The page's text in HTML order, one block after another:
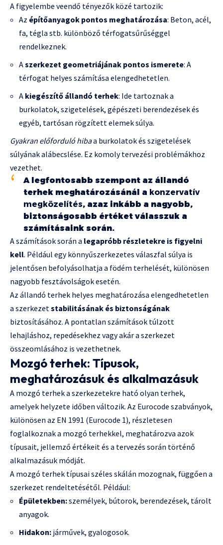
A figyelembe veendő tényezők közé tartozik:
Az építőanyagok pontos meghatározása: Beton, acél,
fa, tégla stb. különböző térfogatsűrűséggel
rendelkeznek.
Aszerkezet geometriájának pontos ismerete: A
térfogat helyes számítása elengedhetetlen.
A kiegészítő állandó terhek: Ide tartoznak a
burkolatok, szigetelések, gépészeti berendezések és
egyéb, tartósan rögzített elemek súlya.
Gyakran előforduló hibaa burkolatok és szigetelések
súlyának alábecslése. Ez komoly tervezési problémákhoz
vezethet.
A legfontosabb szempont az állandó
terhek meghatározásánál a konzervatív
megközelítés, azaz inkább a nagyobb,
biztonságosabb értéket válasszuk a
számításaink során.
A számítások során a legapróbb részletekre is figyelni
kell. Például egy könnyűszerkezetes válaszfal súlya is
jelentősen befolyásolhatja a födém terhelését, különösen
nagyobb fesztávolságok esetén.
Az állandó terhek helyes meghatározása elengedhetetlen
a szerkezet stabilitásának és biztonságának
biztosításához. A pontatlan számítások túlzott
lehajláshoz, repedésekhez vagy akár a szerkezet
összeomlásához is vezethetnek.
Mozgó terhek: Típusok,
meghatározásuk és alkalmazásuk
A mozgó terhek a szerkezetekre ható olyan terhek,
amelyek helyzete időben változik. Az Eurocode szabványok,
különösen az EN 1991 (Eurocode 1), részletesen
foglalkoznak a mozgó terhekkel, meghatározva azok
típusait, jellemző értékeit és a tervezés során történő
alkalmazásuk módját.
A mozgó terhek típusai széles skálán mozognak, függően a
szerkezet rendeltetésétől. Például:
Épületekben:személyek, bútorok, berendezések, tárolt
anyagok.
Hidakon: járművek, gyalogosok.